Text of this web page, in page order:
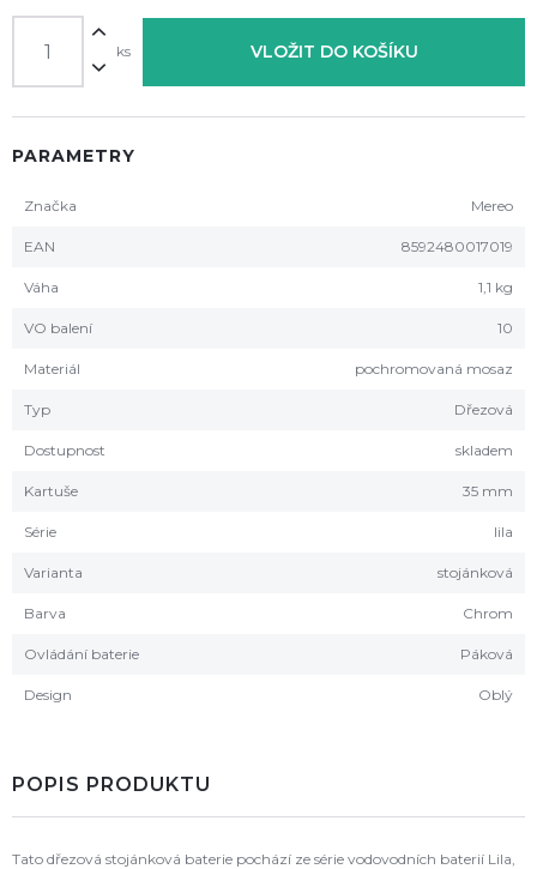
ks VLOŽIT DO KOŠÍKU
PARAMETRY
Značka Mereo
EAN 8592480017019
Váha 1,1 kg
VO balení 10
Materiál pochromovaná mosaz
Typ Dřezová
Dostupnost skladem
Kartuše 35 mm
Série lila
Varianta stojánková
Barva Chrom
Ovládání baterie Páková
Design Oblý
POPIS PRODUKTU
Tato dřezová stojánková baterie pochází ze série vodovodních baterií Lila,